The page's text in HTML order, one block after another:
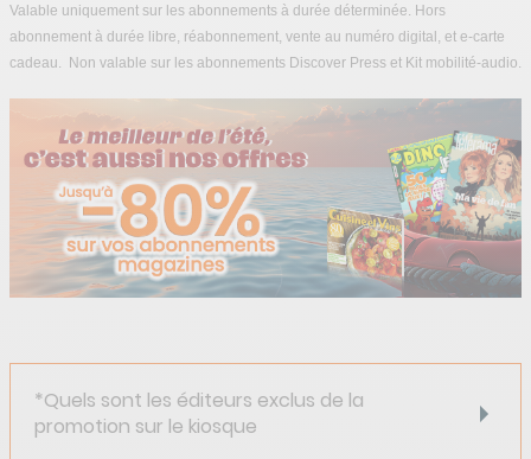
Valable uniquement sur les abonnements à durée déterminée. Hors
abonnement à durée libre, réabonnement, vente au numéro digital, et e-carte
cadeau. Non valable sur les abonnements Discover Press et Kit mobilité-audio.
*Quels sont les éditeurs exclus de la
promotion sur le kiosque